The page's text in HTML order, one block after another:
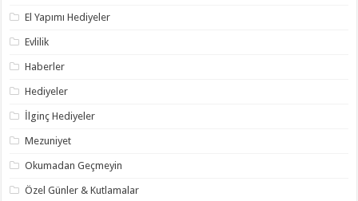
El Yapımı Hediyeler
Evlilik
Haberler
Hediyeler
İlginç Hediyeler
Mezuniyet
Okumadan Geçmeyin
Özel Günler & Kutlamalar